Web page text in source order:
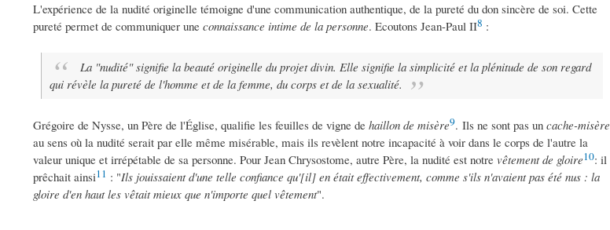
L'expérience de la nudité originelle témoigne d'une communication authentique, de la pureté du don sincère de soi. Cette
pureté permet de communiquer une connaissance intime de la personne. Ecoutons Jean-Paul II8 :
La "nudité" signifie la beauté originelle du projet divin. Elle signifie la simplicité et la plénitude de son regard
qui révèle la pureté de l'homme et de la femme, du corps et de la sexualité.
Grégoire de Nysse, un Père de l'Église, qualifie les feuilles de vigne de haillon de misère9. Ils ne sont pas un cache-misère
au sens où la nudité serait par elle même misérable, mais ils revèlent notre incapacité à voir dans le corps de l'autre la
valeur unique et irrépétable de sa personne. Pour Jean Chrysostome, autre Père, la nudité est notre vêtement de gloire10: il
prêchait ainsi11 : "Ils jouissaient d'une telle confiance qu'[il] en était effectivement, comme s'ils n'avaient pas été nus : la
gloire d'en haut les vêtait mieux que n'importe quel vêtement".